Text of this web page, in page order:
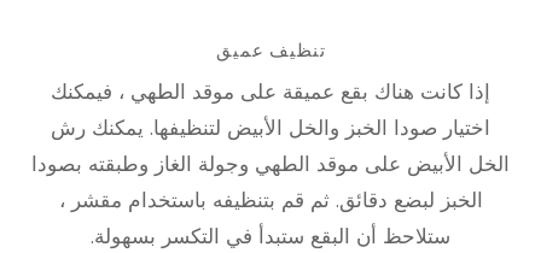
تنظيف عميق
إذا كانت هناك بقع عميقة على موقد الطهي ، فيمكنك
اختيار صودا الخبز والخل الأبيض لتنظيفها. يمكنك رش
الخل الأبيض على موقد الطهي وجولة الغاز وطبقته بصودا
الخبز لبضع دقائق. ثم قم بتنظيفه باستخدام مقشر ،
ستلاحظ أن البقع ستبدأ في التكسر بسهولة.